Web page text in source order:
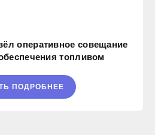
оперативное совещание
топливом
ПОДРОБНЕЕ